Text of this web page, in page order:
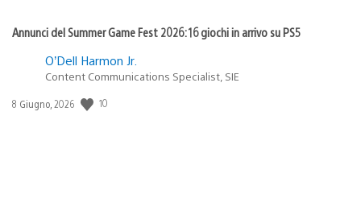
Annunci del Summer Game Fest 2026: 16 giochi in arrivo su PS5
O’Dell Harmon Jr.
Content Communications Specialist, SIE
Data
8 Giugno, 2026 10